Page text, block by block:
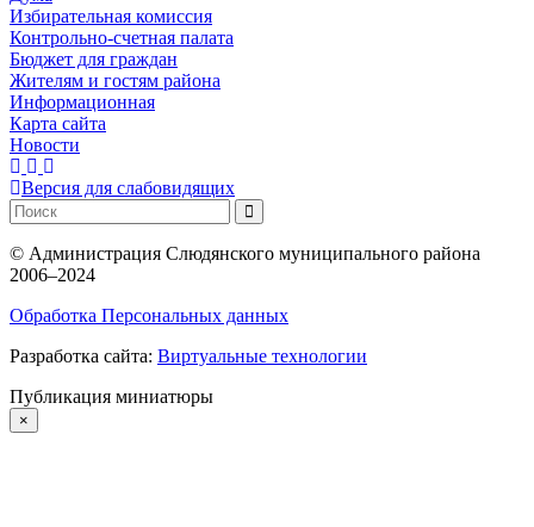
Избирательная комиссия
Контрольно-счетная палата
Бюджет для граждан
Жителям и гостям района
Информационная
Карта сайта
Новости
Версия для слабовидящих
© Администрация Слюдянского муниципального района
2006–2024
Обработка Персональных данных
Разработка сайта: Виртуальные технологии
Публикация миниатюры
×